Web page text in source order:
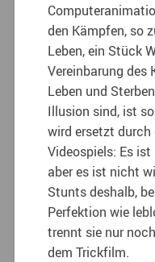
den Kämpfen, so
Leben, ein Stück
Vereinbarung des
Leben und
Illusion sind, ist
wird ersetzt durch
Videospiels: Es
aber es ist nicht
Stunts deshalb,
Perfektion wie
trennt sie nur
dem Trickfilm.